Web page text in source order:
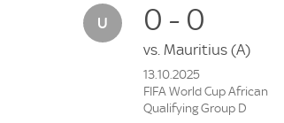
0 - 0
vs. Mauritius (A)
13.10.2025
FIFA World Cup African
Qualifying Group D